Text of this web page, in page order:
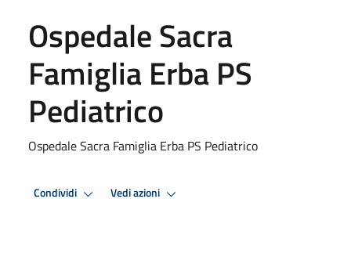
Ospedale Sacra
Famiglia Erba PS
Pediatrico
Ospedale Sacra Famiglia Erba PS Pediatrico
Condividi Vedi azioni